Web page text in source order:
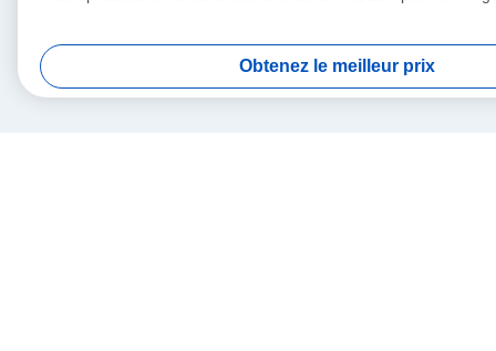
Obtenez le meilleur prix